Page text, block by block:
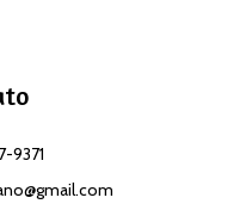
9371